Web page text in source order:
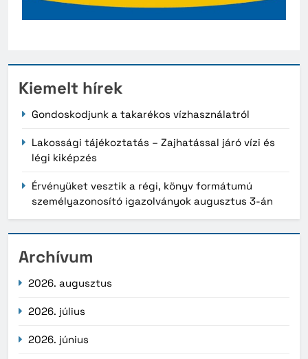
Kiemelt hírek
Gondoskodjunk a takarékos vízhasználatról
Lakossági tájékoztatás – Zajhatással járó vízi és
légi kiképzés
Érvényüket vesztik a régi, könyv formátumú
személyazonosító igazolványok augusztus 3-án
Archívum
2026. augusztus
2026. július
2026. június